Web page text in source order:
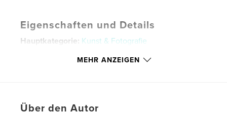
Eigenschaften und Details
Hauptkategorie: Kunst & Fotografie
Weitere Kategorien New York
Softcover: 9781006494284
MEHR ANZEIGEN
Über den Autor